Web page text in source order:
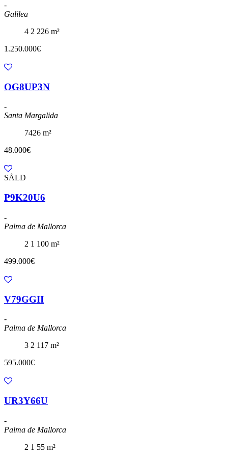
-
Galilea
4 2 226 m²
1.250.000€
OG8UP3N
-
Santa Margalida
7426 m²
48.000€
SÅLD
P9K20U6
-
Palma de Mallorca
2 1 100 m²
499.000€
V79GGII
-
Palma de Mallorca
3 2 117 m²
595.000€
UR3Y66U
-
Palma de Mallorca
2 1 55 m²